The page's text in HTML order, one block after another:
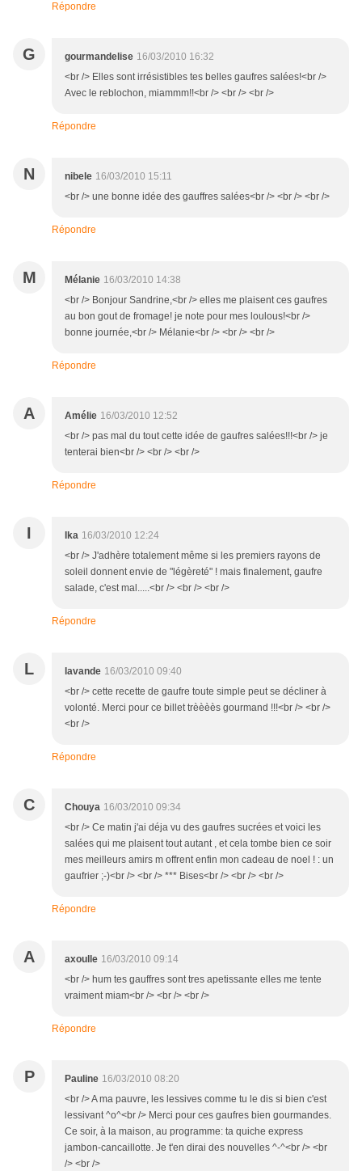
Répondre
G gourmandelise 16/03/2010 16:32
<br /> Elles sont irrésistibles tes belles gaufres salées!<br />
Avec le reblochon, miammm!!<br /> <br /> <br />
Répondre
N nibele 16/03/2010 15:11
<br /> une bonne idée des gauffres salées<br /> <br /> <br />
Répondre
M Mélanie 16/03/2010 14:38
<br /> Bonjour Sandrine,<br /> elles me plaisent ces gaufres
au bon gout de fromage! je note pour mes loulous!<br />
bonne journée,<br /> Mélanie<br /> <br /> <br />
Répondre
A Amélie 16/03/2010 12:52
<br /> pas mal du tout cette idée de gaufres salées!!!<br /> je
tenterai bien<br /> <br /> <br />
Répondre
I Ika 16/03/2010 12:24
<br /> J'adhère totalement même si les premiers rayons de
soleil donnent envie de "légèreté" ! mais finalement, gaufre
salade, c'est mal.....<br /> <br /> <br />
Répondre
L lavande 16/03/2010 09:40
<br /> cette recette de gaufre toute simple peut se décliner à
volonté. Merci pour ce billet trèèèès gourmand !!!<br /> <br />
<br />
Répondre
C Chouya 16/03/2010 09:34
<br /> Ce matin j'ai déja vu des gaufres sucrées et voici les
salées qui me plaisent tout autant , et cela tombe bien ce soir
mes meilleurs amirs m offrent enfin mon cadeau de noel ! : un
gaufrier ;-)<br /> <br /> *** Bises<br /> <br /> <br />
Répondre
A axoulle 16/03/2010 09:14
<br /> hum tes gauffres sont tres apetissante elles me tente
vraiment miam<br /> <br /> <br />
Répondre
P Pauline 16/03/2010 08:20
<br /> A ma pauvre, les lessives comme tu le dis si bien c'est
lessivant ^o^<br /> Merci pour ces gaufres bien gourmandes.
Ce soir, à la maison, au programme: ta quiche express
jambon-cancaillotte. Je t'en dirai des nouvelles ^-^<br /> <br
/> <br />